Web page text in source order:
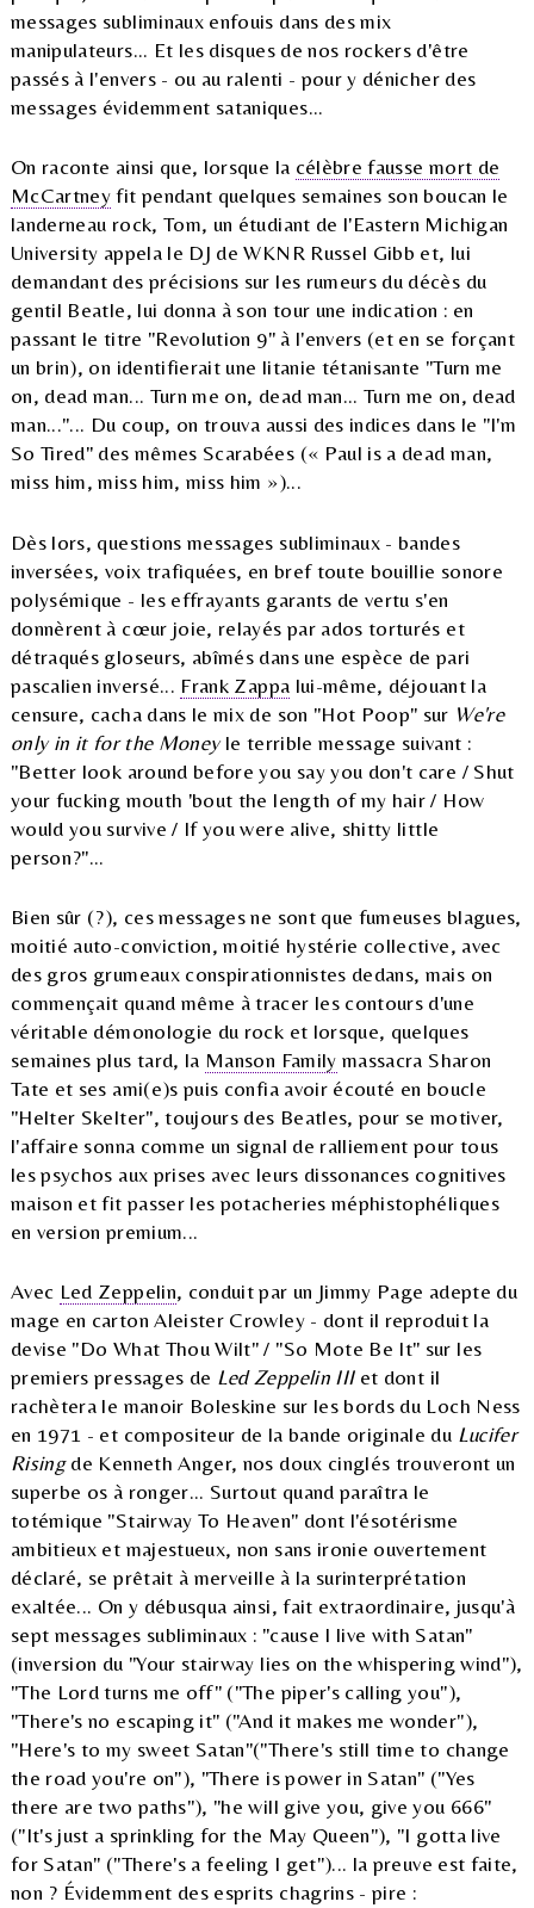
messages subliminaux enfouis dans des mix
manipulateurs... Et les disques de nos rockers d'être
passés à l'envers - ou au ralenti - pour y dénicher des
messages évidemment sataniques...
On raconte ainsi que, lorsque la célèbre fausse mort de
McCartney fit pendant quelques semaines son boucan le
landerneau rock, Tom, un étudiant de l'Eastern Michigan
University appela le DJ de WKNR Russel Gibb et, lui
demandant des précisions sur les rumeurs du décès du
gentil Beatle, lui donna à son tour une indication : en
passant le titre "Revolution 9" à l'envers (et en se forçant
un brin), on identifierait une litanie tétanisante "Turn me
on, dead man... Turn me on, dead man... Turn me on, dead
man..."... Du coup, on trouva aussi des indices dans le "I'm
So Tired" des mêmes Scarabées (« Paul is a dead man,
miss him, miss him, miss him »)...
Dès lors, questions messages subliminaux - bandes
inversées, voix trafiquées, en bref toute bouillie sonore
polysémique - les effrayants garants de vertu s'en
donnèrent à cœur joie, relayés par ados torturés et
détraqués gloseurs, abîmés dans une espèce de pari
pascalien inversé... Frank Zappa lui-même, déjouant la
censure, cacha dans le mix de son "Hot Poop" sur We're
only in it for the Moneyle terrible message suivant :
"Better look around before you say you don't care / Shut
your fucking mouth 'bout the length of my hair / How
would you survive / If you were alive, shitty little
person?"...
Bien sûr (?), ces messages ne sont que fumeuses blagues,
moitié auto-conviction, moitié hystérie collective, avec
des gros grumeaux conspirationnistes dedans, mais on
commençait quand même à tracer les contours d'une
véritable démonologie du rock et lorsque, quelques
semaines plus tard, la Manson Family massacra Sharon
Tate et ses ami(e)s puis confia avoir écouté en boucle
"Helter Skelter", toujours des Beatles, pour se motiver,
l'affaire sonna comme un signal de ralliement pour tous
les psychos aux prises avec leurs dissonances cognitives
maison et fit passer les potacheries méphistophéliques
en version premium...
Avec Led Zeppelin, conduit par un Jimmy Page adepte du
mage en carton Aleister Crowley - dont il reproduit la
devise "Do What Thou Wilt" / "So Mote Be It" sur les
premiers pressages de Led Zeppelin IIIet dont il
rachètera le manoir Boleskine sur les bords du Loch Ness
en 1971 - et compositeur de la bande originale du Lucifer
Risingde Kenneth Anger, nos doux cinglés trouveront un
superbe os à ronger... Surtout quand paraîtra le
totémique "Stairway To Heaven" dont l'ésotérisme
ambitieux et majestueux, non sans ironie ouvertement
déclaré, se prêtait à merveille à la surinterprétation
exaltée... On y débusqua ainsi, fait extraordinaire, jusqu'à
sept messages subliminaux : "cause I live with Satan"
(inversion du "Your stairway lies on the whispering wind"),
"The Lord turns me off" ("The piper's calling you"),
"There's no escaping it" ("And it makes me wonder"),
"Here's to my sweet Satan"("There's still time to change
the road you're on"), "There is power in Satan" ("Yes
there are two paths"), "he will give you, give you 666"
("It's just a sprinkling for the May Queen"), "I gotta live
for Satan" ("There's a feeling I get")... la preuve est faite,
non ? Évidemment des esprits chagrins - pire :